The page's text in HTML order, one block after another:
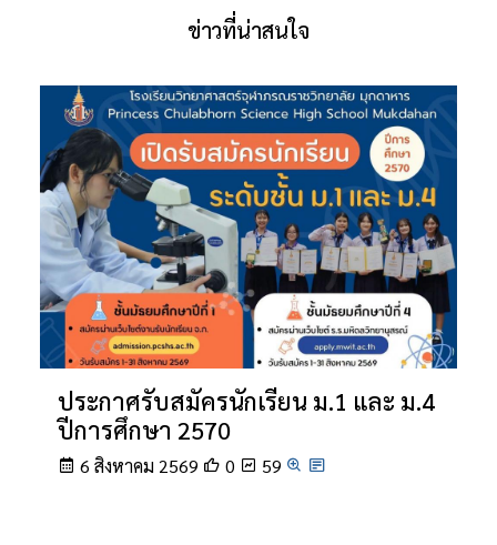
ข่าวที่น่าสนใจ
ประกาศรับสมัครนักเรียน ม.1 และ ม.4
ปีการศึกษา 2570
6 สิงหาคม 2569 0 59